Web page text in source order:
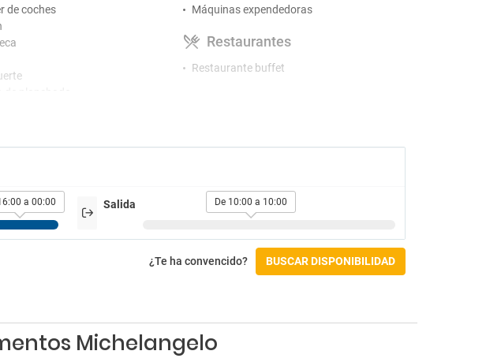
de coches
/ Barbería
/ Centro de belleza
exterior todo el año
Máquinas expendedoras
Restaurantes
Restaurante buffet
Actividades
Alquiler de bicicletas
Campo de golf a menos de 3 km
Instalaciones para personas con
discapacidad
a 00:00 Salida De 10:00 a 10:00
¿Te ha convencido? BUSCAR DISPONIBILIDAD
Michelangelo